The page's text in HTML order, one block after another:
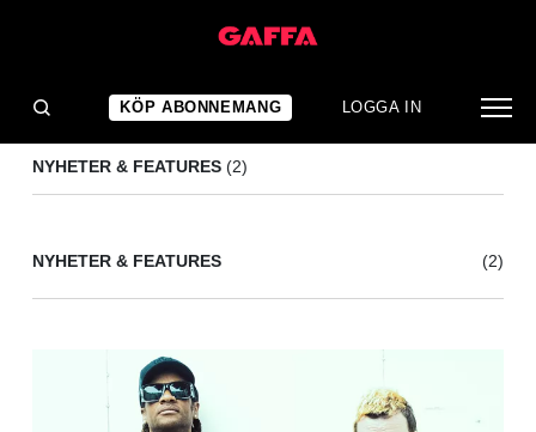
KÖP ABONNEMANG LOGGA IN
NYHETER & FEATURES (2)
NYHETER & FEATURES (2)